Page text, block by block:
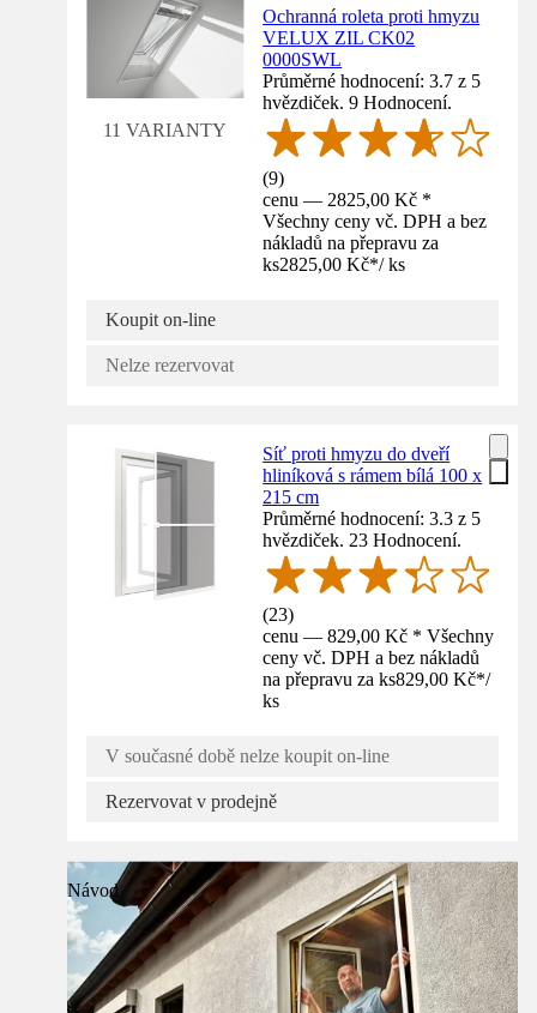
11 VARIANTY
Ochranná roleta proti hmyzu
VELUX ZIL CK02
0000SWL
Průměrné hodnocení: 3.7 z 5
hvězdiček. 9 Hodnocení.
(9)
cenu — 2825,00 Kč *
Všechny ceny vč. DPH a bez
nákladů na přepravu za
ks2825,00 Kč*/ ks
Koupit on-line
Nelze rezervovat
Síť proti hmyzu do dveří
hliníková s rámem bílá 100 x
215 cm
Průměrné hodnocení: 3.3 z 5
hvězdiček. 23 Hodnocení.
(23)
cenu — 829,00 Kč * Všechny
ceny vč. DPH a bez nákladů
na přepravu za ks829,00 Kč*/
ks
V současné době nelze koupit on-line
Rezervovat v prodejně
Návod